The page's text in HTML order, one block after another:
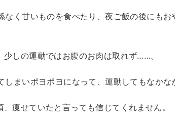
く甘いものを食べたり、夜ご飯の後にもお
しの運動ではお腹のお肉は取れず……。
まいポヨポヨになって、運動してもなかな
痩せていたと言っても信じてくれません。